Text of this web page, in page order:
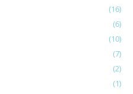
(16)
(6)
(10)
(7)
(2)
(1)